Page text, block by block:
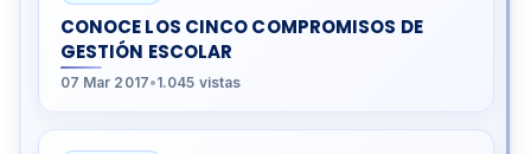
CONOCE LOS CINCO COMPROMISOS DE
GESTIÓN ESCOLAR
07 Mar 2017•1.045 vistas